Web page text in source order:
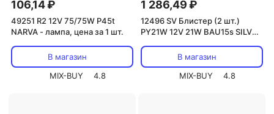
106,14 ₽
49251 R2 12V 75/75W P45t
NARVA - лампа, цена за 1 шт.
В магазин
MIX-BUY
4.8
1 286,49 ₽
12496 SV Блистер (2 шт.)
PY21W 12V 21W BAU15s SILVER
В магазин
MIX-BUY
4.8